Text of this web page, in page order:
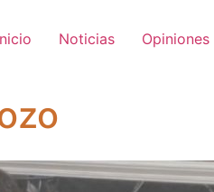
Noticias Opiniones